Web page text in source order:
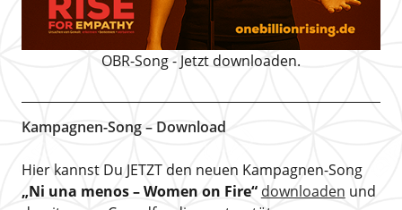
OBR-Song - Jetzt downloaden.
Kampagnen-Song – Download
Hier kannst Du JETZT den neuen Kampagnen-Song
„Ni una menos – Women on Fire“ downloaden und